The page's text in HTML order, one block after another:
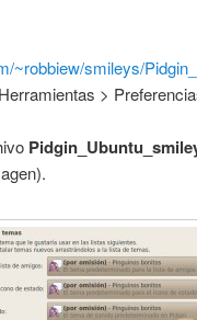
~robbiew/smileys/
>